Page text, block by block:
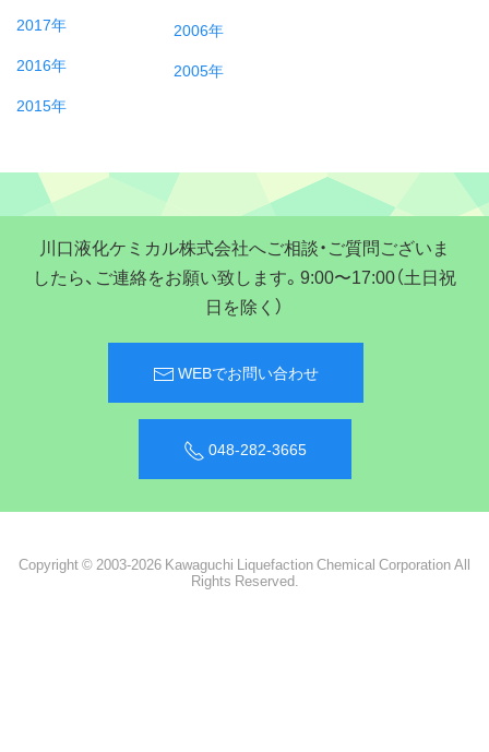
2017年
2016年
2015年
2006年
2005年
川口液化ケミカル株式会社へご相談・ご質問ございま
したら、ご連絡をお願い致します。9:00〜17:00（土日祝
日を除く）
WEBでお問い合わせ
048-282-3665
Copyright © 2003-2026 Kawaguchi Liquefaction Chemical Corporation All
Rights Reserved.